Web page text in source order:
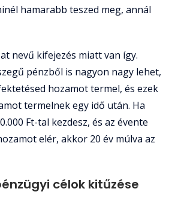
hamarabb teszed meg, annál
nevű kifejezés miatt van így.
pénzből is nagyon nagy lehet,
hozamot termel, és ezek
termelnek egy idő után. Ha
Ft-tal kezdesz, és az évente
elér, akkor 20 év múlva az
célok kitűzése